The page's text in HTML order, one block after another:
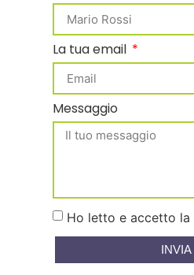
La tua email
Messaggio
Ho letto e accetto la
INVIA